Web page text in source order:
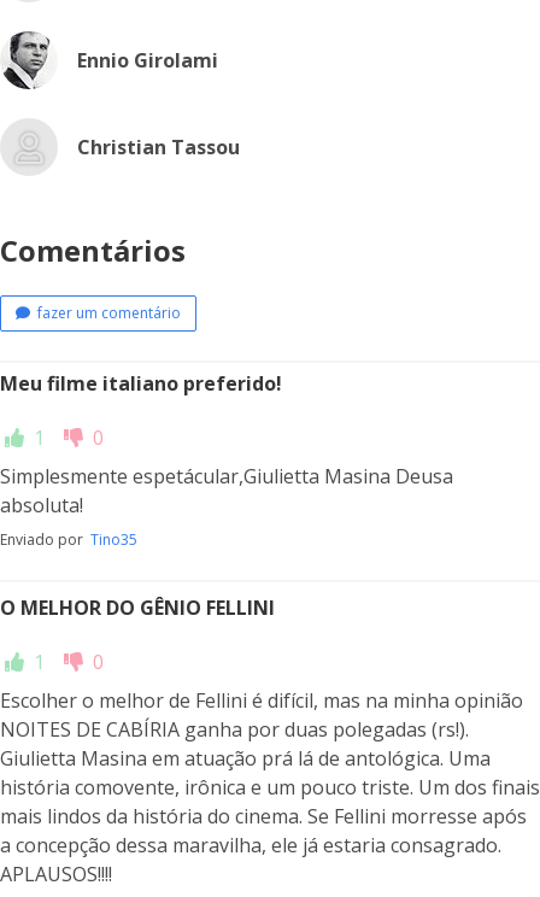
Ennio Girolami
Christian Tassou
Comentários
fazer um comentário
Meu filme italiano preferido!
1
0
Simplesmente espetácular,Giulietta Masina Deusa
absoluta!
Enviado por Tino35
O MELHOR DO GÊNIO FELLINI
1
0
Escolher o melhor de Fellini é difícil, mas na minha opinião
NOITES DE CABÍRIA ganha por duas polegadas (rs!).
Giulietta Masina em atuação prá lá de antológica. Uma
história comovente, irônica e um pouco triste. Um dos finais
mais lindos da história do cinema. Se Fellini morresse após
a concepção dessa maravilha, ele já estaria consagrado.
APLAUSOS!!!!